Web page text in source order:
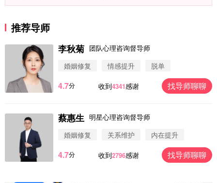
推荐导师
李秋菊 团队心理咨询督导师
婚姻修复
情感提升 脱单
4.7分 收到4341感谢 找导师聊聊
蔡惠生 明星心理咨询督导师
婚姻修复
关系维护 内在提升
4.7分 收到2796感谢 找导师聊聊
浙江-杭州 183****4847
案
15分钟前
微信用户 大太阳 通过此页面咨询，已获得专属情感
微信用户 安康 通过此页面咨询，已获得专属情感方
案
微信用户 怀拥倾城女 通过此页面咨询，已获得专属